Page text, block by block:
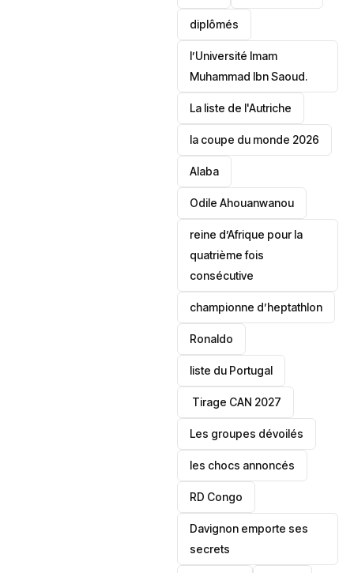
diplômés
l’Université Imam
Muhammad Ibn Saoud.
‎La liste de l'Autriche
la coupe du monde 2026
Alaba
Odile Ahouanwanou
reine d’Afrique pour la
quatrième fois
consécutive
championne d’heptathlon
Ronaldo
liste du Portugal
‎ Tirage CAN 2027
Les groupes dévoilés
les chocs annoncés
‎RD Congo
Davignon emporte ses
secrets